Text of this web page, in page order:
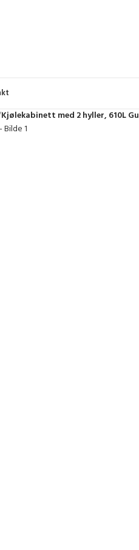
Kjølekabinett med 2 hyller, 610L